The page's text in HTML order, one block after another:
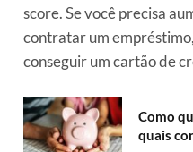
score. Se você precisa
contratar um
conseguir um cartão de
Como
quais